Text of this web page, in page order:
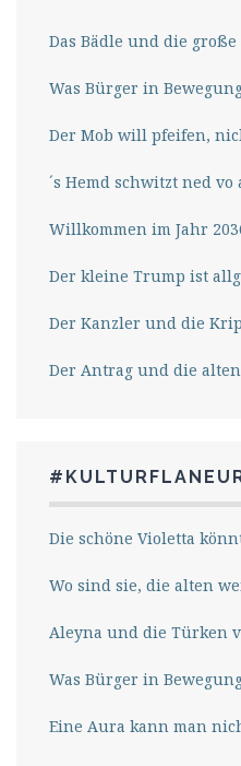
Das Bädle und die
Was Bürger in
Der Mob will pfeifen,
´s Hemd schwitzt ned vo
Willkommen im Jahr
Der kleine Trump ist
Der Kanzler und die
Der Antrag und die
Die schöne Violetta
Wo sind sie, die alten
Aleyna und die Türken
Was Bürger in
Eine Aura kann man